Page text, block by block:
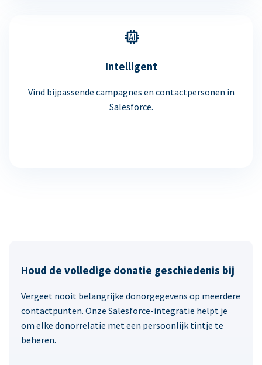
Intelligent
Vind bijpassende campagnes en contactpersonen in
Salesforce.
Houd de volledige donatie geschiedenis bij
Vergeet nooit belangrijke donorgegevens op meerdere
contactpunten. Onze Salesforce-integratie helpt je
om elke donorrelatie met een persoonlijk tintje te
beheren.